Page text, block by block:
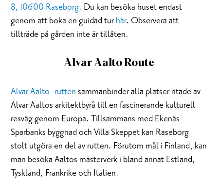
8, 10600 Raseborg. Du kan besöka huset endast
genom att boka en guidad turhär. Observera att
tillträde på gården inte är tillåten.
Alvar Aalto Route
Alvar Aalto -rutten sammanbinder alla platser ritade av
Alvar Aaltos arkitektbyrå till en fascinerande kulturell
resväg genom Europa. Tillsammans med Ekenäs
Sparbanks byggnad och Villa Skeppet kan Raseborg
stolt utgöra en del av rutten. Förutom mål i Finland, kan
man besöka Aaltos mästerverk i bland annat Estland,
Tyskland, Frankrike och Italien.